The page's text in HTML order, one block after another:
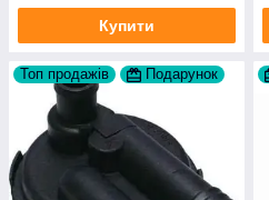
Купити
Топ продажів Подарунок